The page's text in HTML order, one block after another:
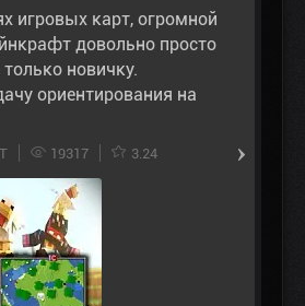
игровых карт, огромной
довольно просто
новичку.
ориентирования на
19317 3.24